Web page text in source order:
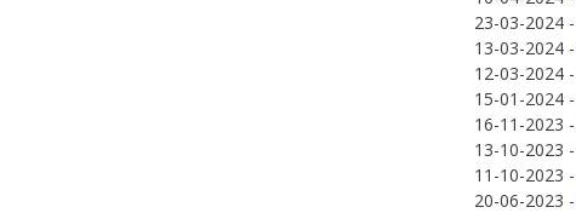
23-03-2024 -
13-03-2024 -
12-03-2024 -
15-01-2024 -
16-11-2023 -
13-10-2023 -
11-10-2023 -
20-06-2023 -